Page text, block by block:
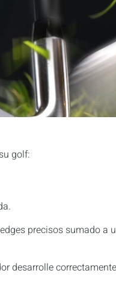
golf:
precisos sumado
desarrolle